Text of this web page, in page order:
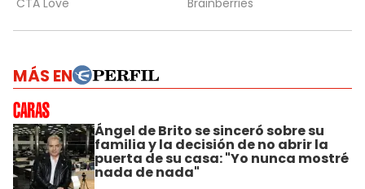
MÁS EN
Ángel de Brito se sinceró sobre su
familia y la decisión de no abrir la
puerta de su casa: "Yo nunca mostré
nada de nada"